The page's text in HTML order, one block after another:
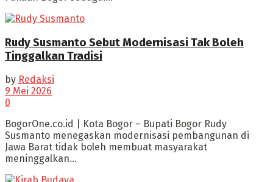
Rudy Susmanto Sebut Modernisasi Tak Boleh
Tinggalkan Tradisi
by Redaksi
9 Mei 2026
0
BogorOne.co.id | Kota Bogor – Bupati Bogor Rudy
Susmanto menegaskan modernisasi pembangunan di
Jawa Barat tidak boleh membuat masyarakat
meninggalkan...